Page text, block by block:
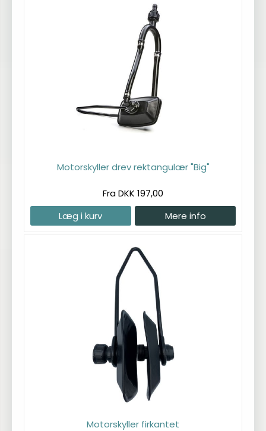
Motorskyller drev rektangulær "Big"
Fra DKK 197,00
Læg i kurv
Mere info
Motorskyller firkantet